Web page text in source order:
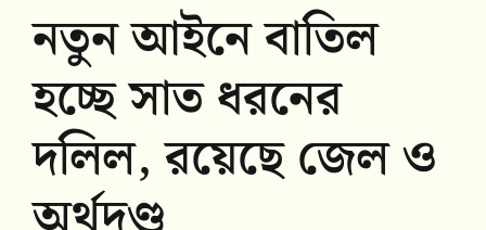
নতুন আইনে বাতিল
হচ্ছে সাত ধরনের
দলিল, রয়েছে জেল ও